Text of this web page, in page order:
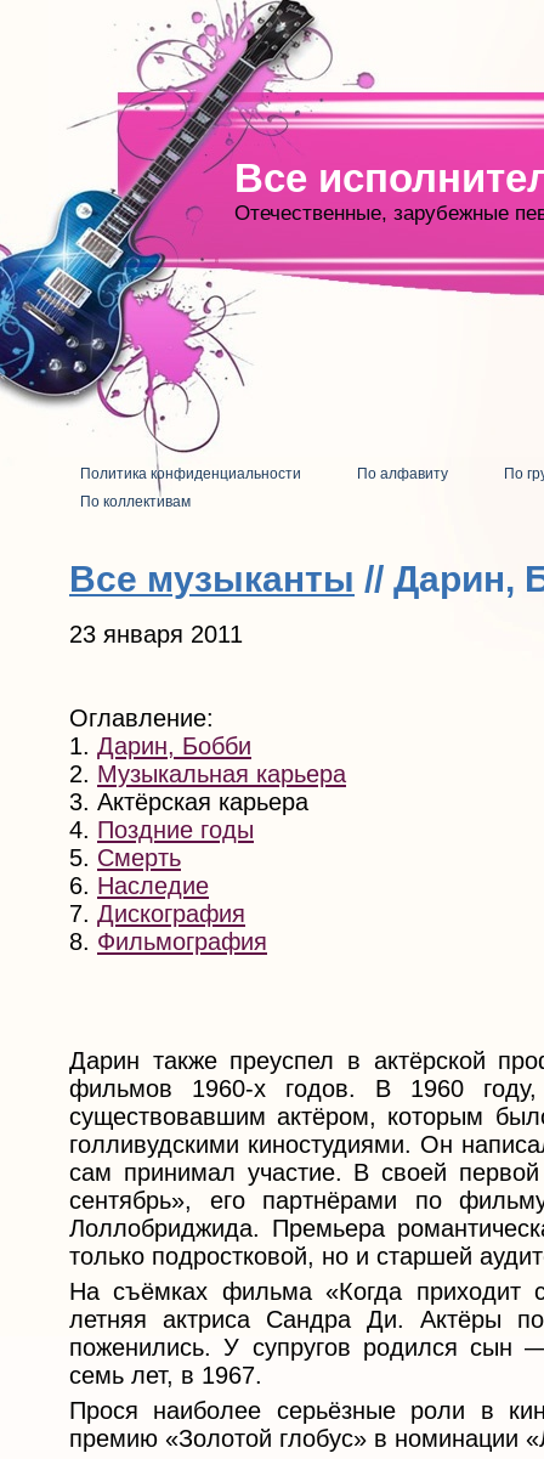
Все
Отечественные, зарубежные
Политика конфиденциальности По алфавиту
По
По коллективам
Все музыканты // Дарин,
23 января 2011
Оглавление:
1. Дарин, Бобби
2. Музыкальная карьера
3. Актёрская карьера
4. Поздние годы
5. Смерть
6. Наследие
7. Дискография
8. Фильмография
Дарин также преуспел в актёрской
фильмов 1960-х годов. В 1960
существовавшим актёром, которым
голливудскими киностудиями. Он
сам принимал участие. В своей
сентябрь», его партнёрами по
Лоллобриджида. Премьера
только подростковой, но и старшей
На съёмках фильма «Когда приходит
летняя актриса Сандра Ди. Актёры
поженились. У супругов родился сын
семь лет, в 1967.
Прося наиболее серьёзные роли в
премию «Золотой глобус» в номинации